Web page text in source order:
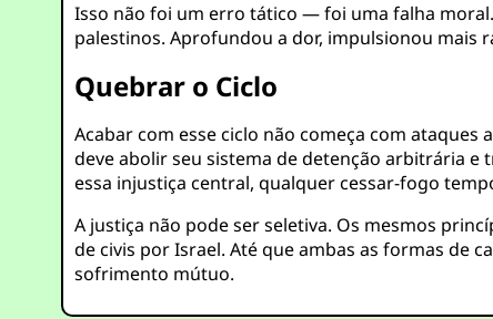
Isso não foi um erro tático — foi uma falha
palestinos. Aprofundou a dor, impulsionou mais
Quebrar o Ciclo
Acabar com esse ciclo não começa com
deve abolir seu sistema de detenção arbitrária
essa injustiça central, qualquer cessar-fogo
A justiça não pode ser seletiva. Os mesmos
de civis por Israel. Até que ambas as formas de
sofrimento mútuo.